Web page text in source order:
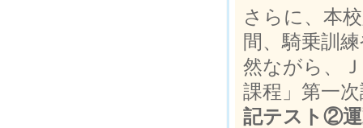
さらに、本
間、騎乗訓
然ながら、
課程」第一
記テスト②運